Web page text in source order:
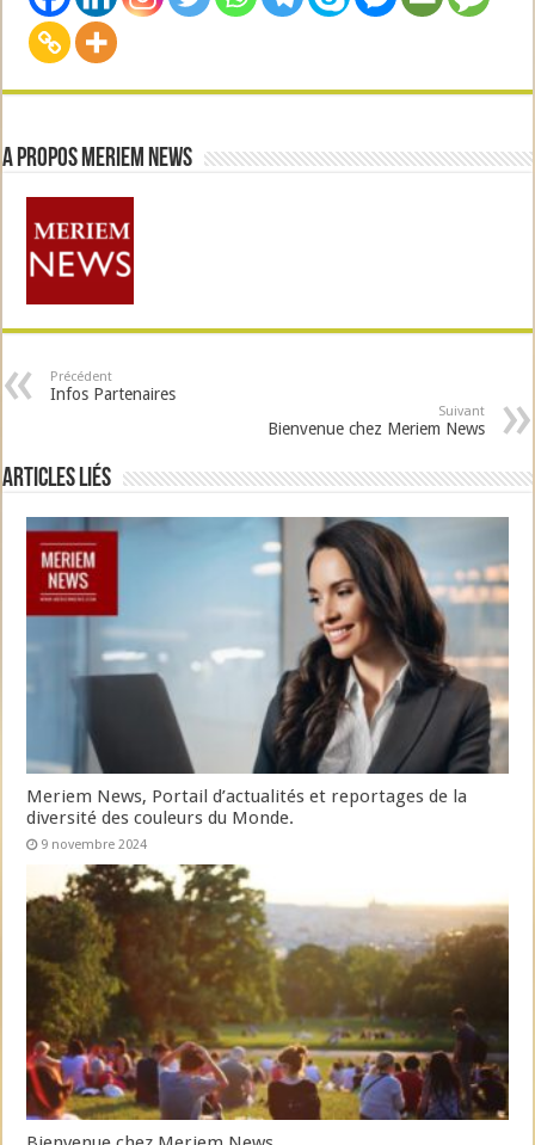
A propos Meriem News
Précédent
Infos Partenaires
Suivant
Bienvenue chez Meriem News
Articles liés
Meriem News, Portail d’actualités et reportages de la
diversité des couleurs du Monde.
9 novembre 2024